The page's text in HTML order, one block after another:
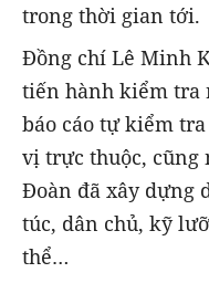
trong thời gian tới.
Đồng chí Lê Minh
tiến hành kiểm tra
báo cáo tự kiểm
vị trực thuộc, cũng
Đoàn đã xây dựng
túc, dân chủ, kỹ
thể…